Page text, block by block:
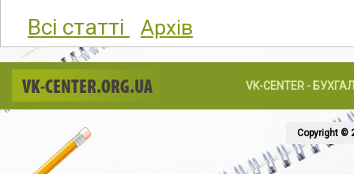
Всі статті Архів
VK-CENTER.ORG.UA VK-CENTER -
Copyright ©